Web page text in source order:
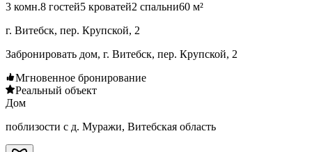
3 комн.8 гостей5 кроватей2 спальни60 м²
г. Витебск, пер. Крупской, 2
Забронировать дом, г. Витебск, пер. Крупской, 2
Мгновенное бронирование
Реальный объект
Дом
поблизости с д. Муражи, Витебская область